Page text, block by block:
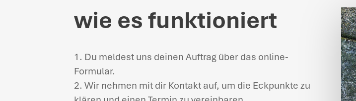
wie es funktioniert
1. Du meldest uns deinen Auftrag über das online-
Formular.
2. Wir nehmen mit dir Kontakt auf, um die Eckpunkte zu